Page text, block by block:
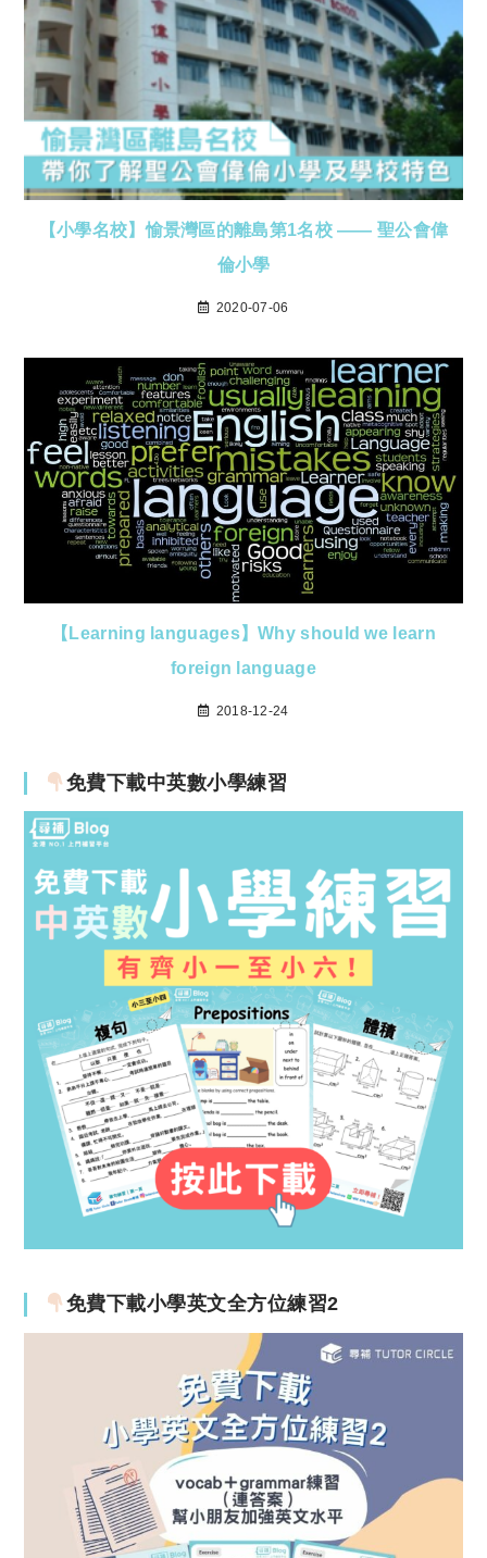
【小學名校】愉景灣區的離島第1名校 —— 聖公會偉
倫小學
2020-07-06
【Learning languages】Why should we learn
foreign language
2018-12-24
免費下載中英數小學練習
免費下載小學英文全方位練習2